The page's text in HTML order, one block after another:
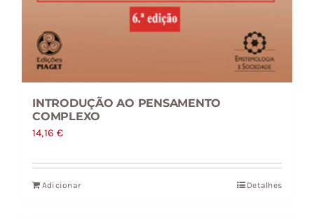
INTRODUÇÃO AO PENSAMENTO
COMPLEXO
14,16€
Adicionar Detalhes